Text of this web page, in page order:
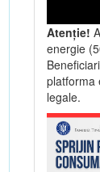
Atenție!
energie
platforma
legale.